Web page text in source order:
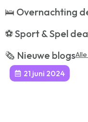
🛌 Overnachting
⚽️ Sport & Spel
🗞️ Nieuwe blogs
21 juni 2024